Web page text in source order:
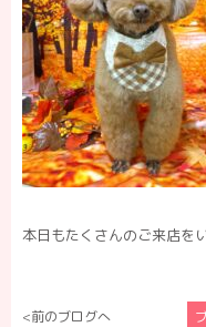
本日もたくさんのご来店を
<前のブログへ